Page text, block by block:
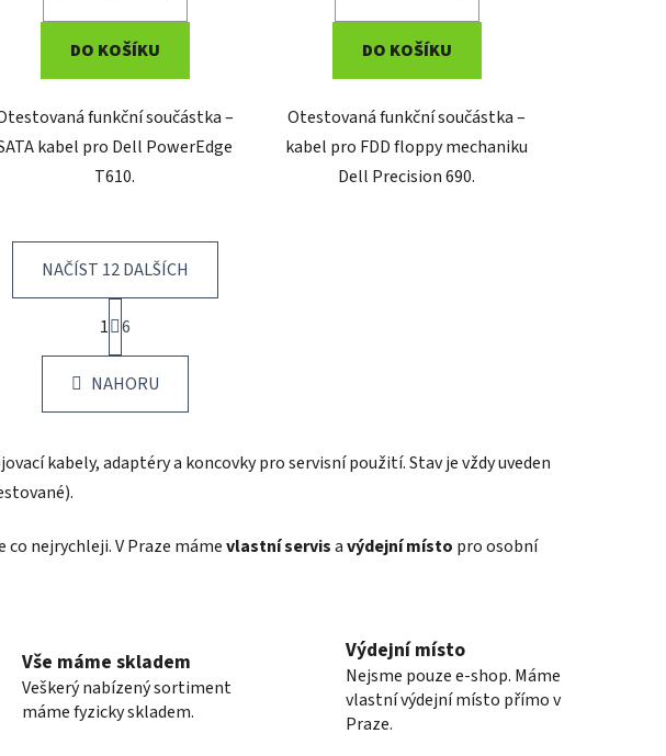
DO KOŠÍKU
funkční součástka –
kabel pro Dell PowerEdge
T610.
DO KOŠÍKU
Otestovaná funkční součástka –
kabel pro FDD floppy mechaniku
Dell Precision 690.
O
v
l
á
a
r
ý
p
i
NAČÍST 12 DALŠÍCH
S
t
r
n
k
v
á
1 6
NAHORU
kabely, adaptéry a koncovky pro servisní použití. Stav je vždy uveden
co nejrychleji. V Praze mámevlastní servisavýdejní místo pro osobní
Vše máme skladem
Veškerý nabízený sortiment
máme fyzicky skladem.
Výdejní místo
Nejsme pouze e-shop. Máme
vlastní výdejní místo přímo v
Praze.